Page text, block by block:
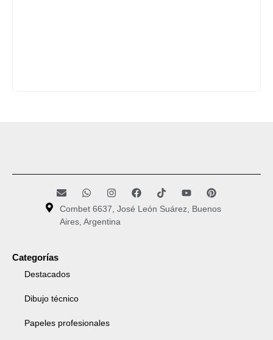
Combet 6637, José León Suárez, Buenos
Aires, Argentina
Categorías
Destacados
Dibujo técnico
Papeles profesionales